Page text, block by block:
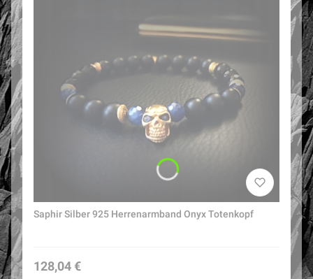
Saphir Silber 925 Herrenarmband Onyx Totenkopf
Preis
128,04 €